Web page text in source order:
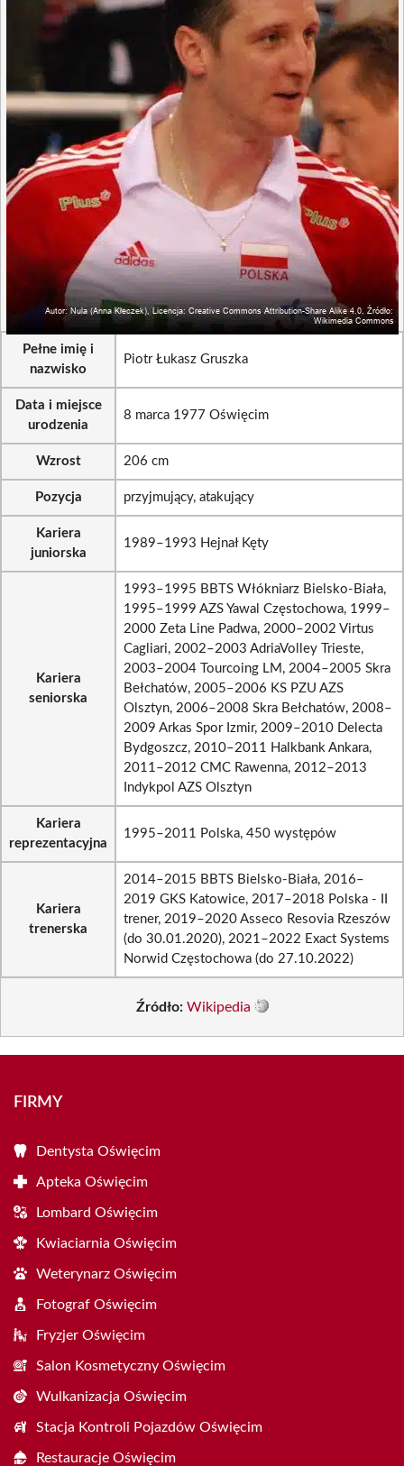
Pełne imię i
nazwisko
Piotr Łukasz Gruszka
Data i miejsce
urodzenia
8 marca 1977 Oświęcim
Wzrost 206 cm
Pozycja przyjmujący, atakujący
Kariera
juniorska
1989–1993 Hejnał Kęty
Kariera
seniorska
1993–1995 BBTS Włókniarz Bielsko-Biała,
1995–1999 AZS Yawal Częstochowa, 1999–
2000 Zeta Line Padwa, 2000–2002 Virtus
Cagliari, 2002–2003 AdriaVolley Trieste,
2003–2004 Tourcoing LM, 2004–2005 Skra
Bełchatów, 2005–2006 KS PZU AZS
Olsztyn, 2006–2008 Skra Bełchatów, 2008–
2009 Arkas Spor Izmir, 2009–2010 Delecta
Bydgoszcz, 2010–2011 Halkbank Ankara,
2011–2012 CMC Rawenna, 2012–2013
Indykpol AZS Olsztyn
Kariera
reprezentacyjna
1995–2011 Polska, 450 występów
Kariera
trenerska
2014–2015 BBTS Bielsko-Biała, 2016–
2019 GKS Katowice, 2017–2018 Polska - II
trener, 2019–2020 Asseco Resovia Rzeszów
(do 30.01.2020), 2021–2022 Exact Systems
Norwid Częstochowa (do 27.10.2022)
Źródło: Wikipedia
FIRMY
Dentysta Oświęcim
Apteka Oświęcim
Lombard Oświęcim
Kwiaciarnia Oświęcim
Weterynarz Oświęcim
Fotograf Oświęcim
Fryzjer Oświęcim
Salon Kosmetyczny Oświęcim
Wulkanizacja Oświęcim
Stacja Kontroli Pojazdów Oświęcim
Restauracje Oświęcim